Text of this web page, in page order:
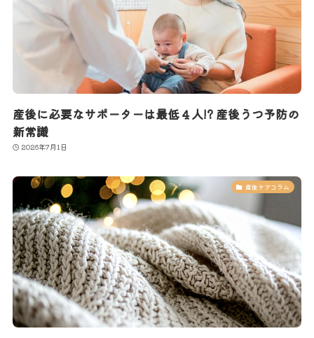
産後に必要なサポーターは最低４人!? 産後うつ予防の
新常識
2026年7月1日
産後ケアコラム